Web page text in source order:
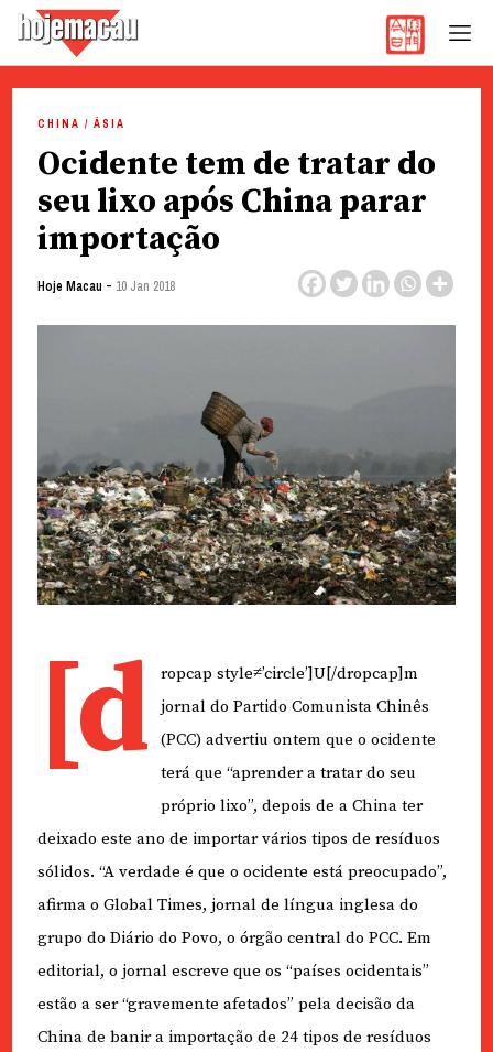
content
CHINA / ÁSIA
Ocidente tem de tratar do
seu lixo após China parar
importação
Hoje Macau - 10 Jan 2018
[d
ropcap style≠’circle’]U[/dropcap]m
jornal do Partido Comunista Chinês
(PCC) advertiu ontem que o ocidente
terá que “aprender a tratar do seu
próprio lixo”, depois de a China ter
deixado este ano de importar vários tipos de resíduos
sólidos. “A verdade é que o ocidente está preocupado”,
afirma o Global Times, jornal de língua inglesa do
grupo do Diário do Povo, o órgão central do PCC. Em
editorial, o jornal escreve que os “países ocidentais”
estão a ser “gravemente afetados” pela decisão da
China de banir a importação de 24 tipos de resíduos